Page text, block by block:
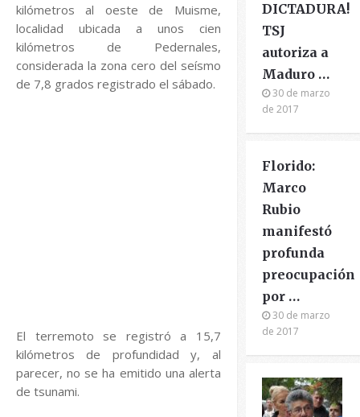
kilómetros al oeste de Muisme,
localidad ubicada a unos cien
kilómetros de Pedernales,
considerada la zona cero del seísmo
de 7,8 grados registrado el sábado.
El terremoto se registró a 15,7
kilómetros de profundidad y, al
parecer, no se ha emitido una alerta
de tsunami.
DICTADURA!
TSJ
autoriza a
Maduro …
30 de marzo
de 2017
Florido:
Marco
Rubio
manifestó
profunda
preocupación
por …
30 de marzo
de 2017